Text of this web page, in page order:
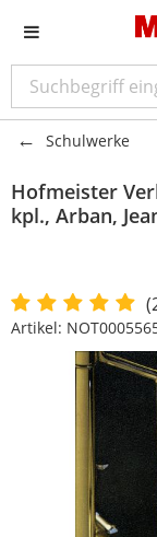
Schulwerke
Hofmeister
kpl., Arban,
Artikel: